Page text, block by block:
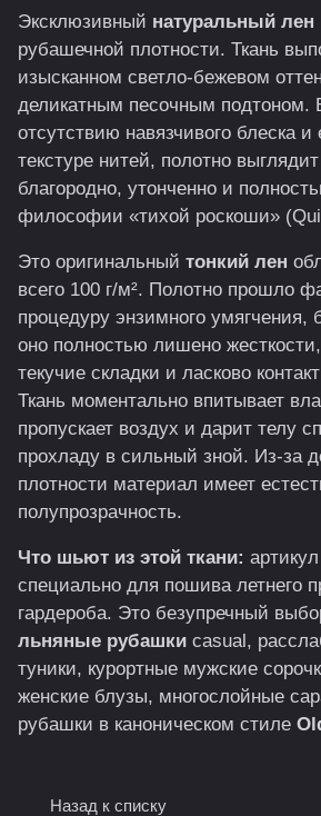
Эксклюзивный натуральный лен
рубашечной плотности. Ткань
изысканном светло-бежевом
деликатным песочным подтоном.
отсутствию навязчивого блеска и
текстуре нитей, полотно
благородно, утонченно и
философии «тихой роскоши»
Это оригинальный тонкий лен
всего 100 г/м². Полотно прошло
процедуру энзимного умягчения,
оно полностью лишено
текучие складки и ласково
Ткань моментально впитывает
пропускает воздух и дарит телу
прохладу в сильный зной. Из-за
плотности материал имеет
полупрозрачность.
Что шьют из этой ткани:
специально для пошива летнего
гардероба. Это безупречный
льняные рубашки casual,
туники, курортные мужские
женские блузы, многослойные
рубашки в каноническом стиле
Назад к списку